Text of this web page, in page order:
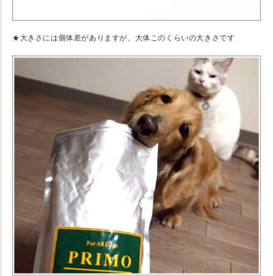
★大きさには個体差がありますが、大体このくらいの大きさです